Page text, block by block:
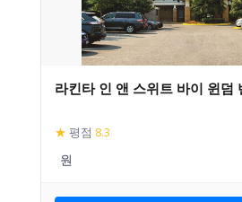
라킨타 인 앤 스위트 바이 윈덤
★ 평점 8.3